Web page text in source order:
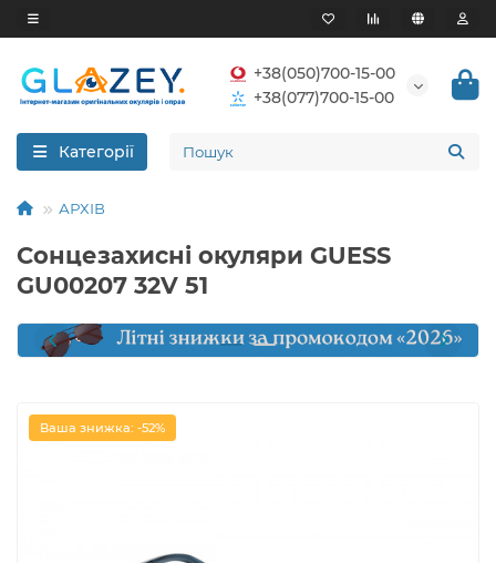
+38(050)700-15-00
+38(077)700-15-00
Категорії
АРХІВ
Сонцезахисні окуляри GUESS
GU00207 32V 51
Ваша знижка: -52%